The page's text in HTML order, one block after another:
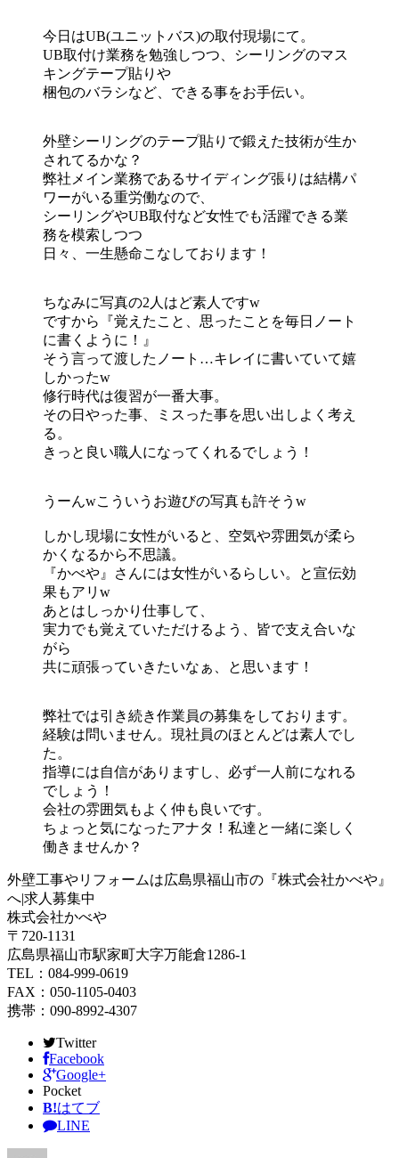
今日はUB(ユニットバス)の取付現場にて。
UB取付け業務を勉強しつつ、シーリングのマス
キングテープ貼りや
梱包のバラシなど、できる事をお手伝い。
外壁シーリングのテープ貼りで鍛えた技術が生か
されてるかな？
弊社メイン業務であるサイディング張りは結構パ
ワーがいる重労働なので、
シーリングやUB取付など女性でも活躍できる業
務を模索しつつ
日々、一生懸命こなしております！
ちなみに写真の2人はど素人ですw
ですから『覚えたこと、思ったことを毎日ノート
に書くように！』
そう言って渡したノート…キレイに書いていて嬉
しかったw
修行時代は復習が一番大事。
その日やった事、ミスった事を思い出しよく考え
る。
きっと良い職人になってくれるでしょう！
うーんwこういうお遊びの写真も許そうw
しかし現場に女性がいると、空気や雰囲気が柔ら
かくなるから不思議。
『かべや』さんには女性がいるらしい。と宣伝効
果もアリw
あとはしっかり仕事して、
実力でも覚えていただけるよう、皆で支え合いな
がら
共に頑張っていきたいなぁ、と思います！
弊社では引き続き作業員の募集をしております。
経験は問いません。現社員のほとんどは素人でし
た。
指導には自信がありますし、必ず一人前になれる
でしょう！
会社の雰囲気もよく仲も良いです。
ちょっと気になったアナタ！私達と一緒に楽しく
働きませんか？
外壁工事やリフォームは広島県福山市の『株式会社かべや』
へ|求人募集中
株式会社かべや
〒720-1131
広島県福山市駅家町大字万能倉1286-1
TEL：084-999-0619
FAX：050-1105-0403
携帯：090-8992-4307
Twitter
Facebook
Google+
Pocket
B!はてブ
LINE